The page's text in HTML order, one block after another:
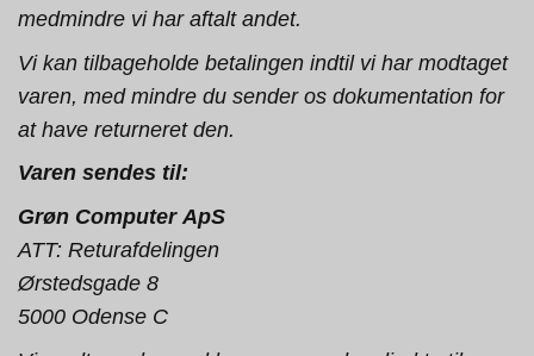
medmindre vi har aftalt andet.
Vi kan tilbageholde betalingen indtil vi har modtaget
varen, med mindre du sender os dokumentation for
at have returneret den.
Varen sendes til:
Grøn Computer ApS
ATT: Returafdelingen
Ørstedsgade 8
5000 Odense C